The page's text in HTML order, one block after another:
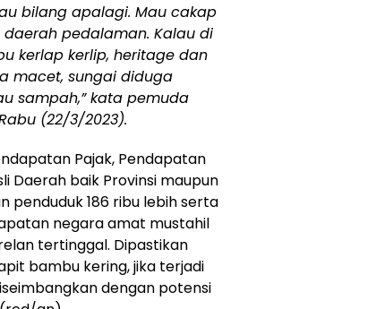
bilang apalagi. Mau cakap
pedalaman. Kalau di
kerlap kerlip, heritage dan
macet, sungai diduga
sampah,” kata pemuda
(22/3/2023).
Pajak, Pendapatan
Daerah baik Provinsi maupun
penduduk 186 ribu lebih serta
negara amat mustahil
tertinggal. Dipastikan
bambu kering, jika terjadi
dengan potensi